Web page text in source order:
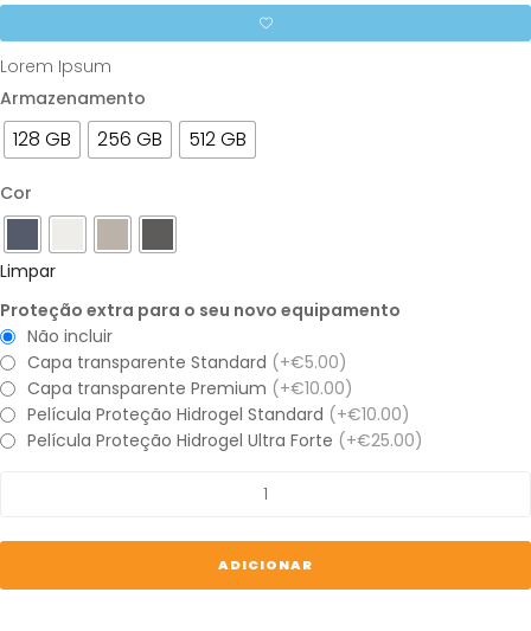
Lorem Ipsum
Armazenamento
128 GB 256 GB 512 GB
Cor
Limpar
Proteção extra para o seu novo equipamento
Não incluir
Capa transparente Standard (+€5.00)
Capa transparente Premium (+€10.00)
Película Proteção Hidrogel Standard (+€10.00)
Película Proteção Hidrogel Ultra Forte (+€25.00)
iPhone
Pro
ADICIONAR